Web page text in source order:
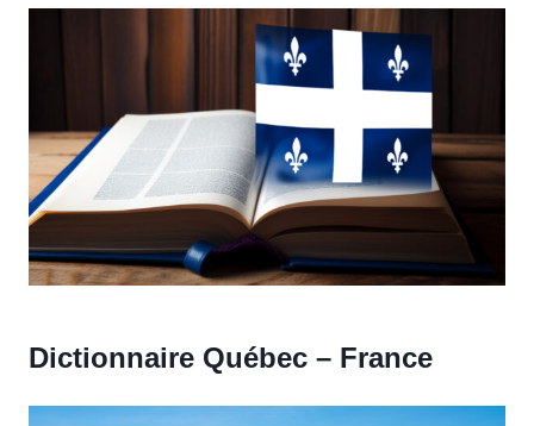
Dictionnaire Québec – France